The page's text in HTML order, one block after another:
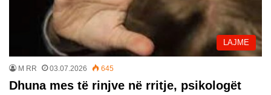
LAJME
M RR 03.07.2026 645
Dhuna mes të rinjve në rritje, psikologët